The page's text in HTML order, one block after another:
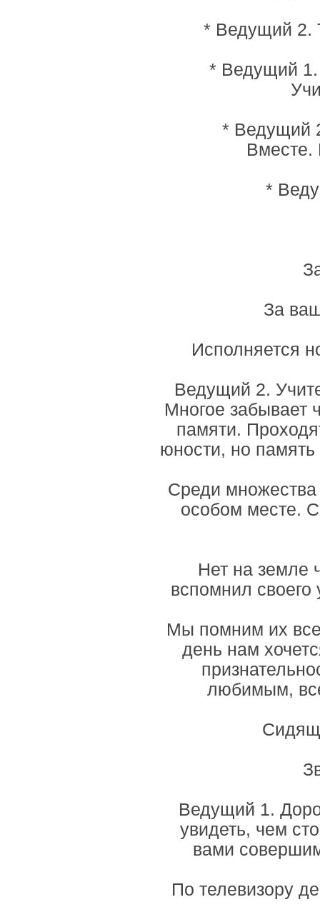
* Ведущий 2.
* Ведущий 1.
* Ведущий
Вместе.
*
За
Исполняется
Ведущий 2.
Многое забывает
памяти.
юности, но
Среди множества
особом месте.
Нет на земле
вспомнил
Мы помним их
день нам
любимым,
Ведущий 1.
увидеть, чем
вами
По телевизору